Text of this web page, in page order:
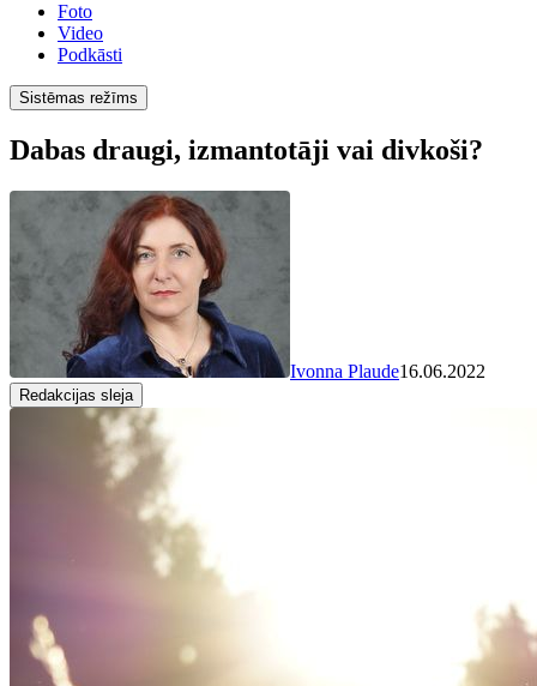
Foto
Video
Podkāsti
Sistēmas režīms
Dabas draugi, izmantotāji vai divkoši?
Ivonna Plaude16.06.2022
Redakcijas sleja